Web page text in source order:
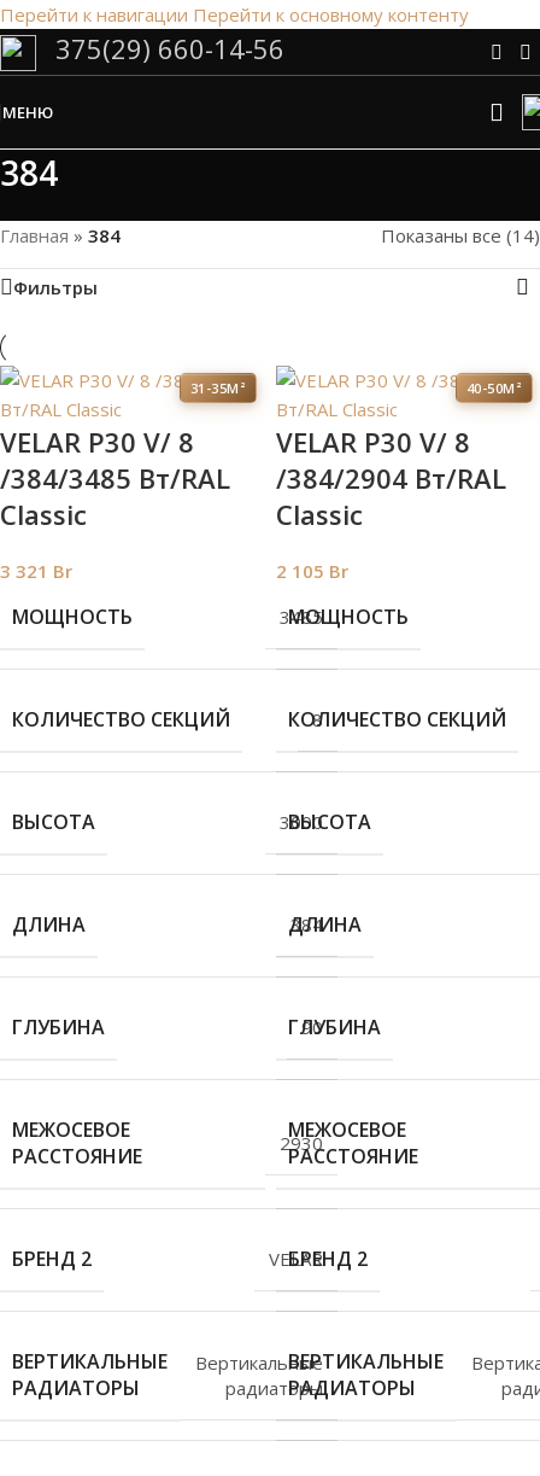
Перейти к навигации Перейти к основному контенту
Сэкономим Ваше время на подбор
Рассчитаем мощность | Предложим от 3х вариантов | В
наличии и под заказ
375(29) 660-14-56
МЕНЮ
384
Главная » 384 Показаны все (14)
Фильтры
31-35М²
VELAR P30 V/ 8
/384/3485 Вт/RAL
Classic
3 321 Br
МОЩНОСТЬ 3485
КОЛИЧЕСТВО СЕКЦИЙ 8
ВЫСОТА 3000
ДЛИНА 384
ГЛУБИНА 90
МЕЖОСЕВОЕ
РАССТОЯНИЕ
2930
БРЕНД 2 VELAR
ВЕРТИКАЛЬНЫЕ
РАДИАТОРЫ
Вертикальные
радиаторы
40-50М²
VELAR P30 V/ 8
/384/2904 Вт/RAL
Classic
2 105 Br
МОЩНОСТЬ
КОЛИЧЕСТВО СЕКЦИЙ
ВЫСОТА
ДЛИНА
ГЛУБИНА
МЕЖОСЕВОЕ
РАССТОЯНИЕ
БРЕНД 2
ВЕРТИКАЛЬНЫЕ
РАДИАТОРЫ